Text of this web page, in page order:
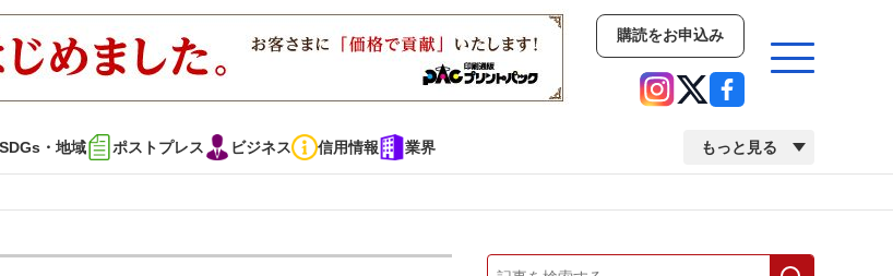
購読をお申込み
SDGs・地域 ポストプレス ビジネス 信用情報 業界 もっと見る
イベント
ー コレクション